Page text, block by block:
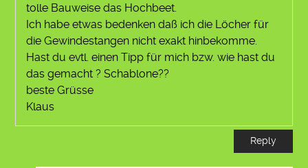
tolle Bauweise das Hochbeet.
Ich habe etwas bedenken daß ich die Löcher für
die Gewindestangen nicht exakt hinbekomme.
Hast du evtl. einen Tipp für mich bzw. wie hast du
das gemacht ? Schablone??
beste Grüsse
Klaus
Reply